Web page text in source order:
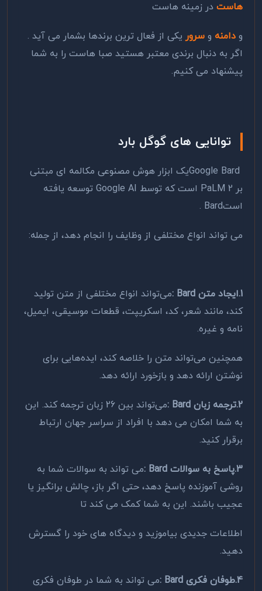
هاست در زمینه هاست
و دامنه و سرور یکی از فعال ترین برندها بشمار می آید .
اگر به دنبال برندی معتبر هستید صبا هاست را به شما
پیشنهاد می کنیم.
توانایی های گوگل بارد
Google Bardیک ابزار هوش مصنوعی مکالمه‌ ای مبتنی
بر PaLM 2 است که توسط Google AI توسعه یافته
است. Bard
می تواند انواع مختلفی از وظایف را انجام دهد، از جمله:
1.ایجاد متن : Bardمی‌تواند انواع مختلفی از متن تولید
کند، مانند شعر، کد، اسکریپت، قطعات موسیقی، ایمیل،
نامه و غیره.
همچنین می‌تواند متن را خلاصه کند، ایده‌هایی برای
نوشتن ارائه دهد و بازخورد ارائه دهد.
2.ترجمه زبان : Bard
می‌تواند بین 26 زبان ترجمه کند. این
به شما امکان می دهد با افراد از سراسر جهان ارتباط
برقرار کنید.
3.پاسخ به سوالات : Bardمی تواند به سوالات شما به
روشی آموزنده پاسخ دهد، حتی اگر باز، چالش برانگیز یا
عجیب باشند. این به شما کمک می کند تا
اطلاعات جدیدی بیاموزید و دیدگاه های خود را گسترش
دهید.
4.طوفان فکری : Bardمی تواند به شما در طوفان فکری